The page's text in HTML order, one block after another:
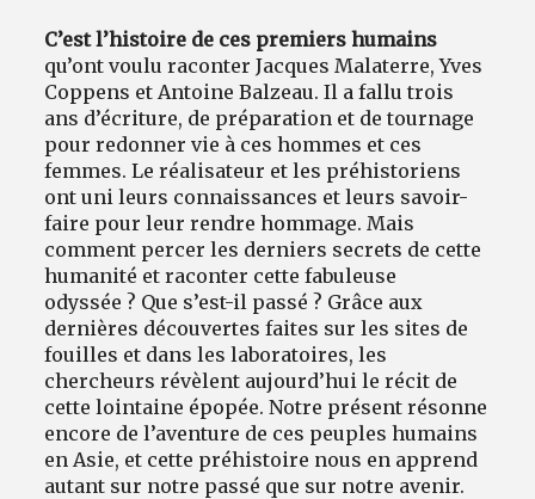
C’est l’histoire de ces premiers humains
qu’ont voulu raconter Jacques Malaterre, Yves
Coppens et Antoine Balzeau. Il a fallu trois
ans d’écriture, de préparation et de tournage
pour redonner vie à ces hommes et ces
femmes. Le réalisateur et les préhistoriens
ont uni leurs connaissances et leurs savoir-
faire pour leur rendre hommage. Mais
comment percer les derniers secrets de cette
humanité et raconter cette fabuleuse
odyssée ? Que s’est-il passé ? Grâce aux
dernières découvertes faites sur les sites de
fouilles et dans les laboratoires, les
chercheurs révèlent aujourd’hui le récit de
cette lointaine épopée. Notre présent résonne
encore de l’aventure de ces peuples humains
en Asie, et cette préhistoire nous en apprend
autant sur notre passé que sur notre avenir.